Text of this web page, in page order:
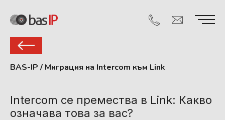
BAS-IP / Миграция на Intercom към Link
Intercom се премества в Link: Какво
означава това за вас?